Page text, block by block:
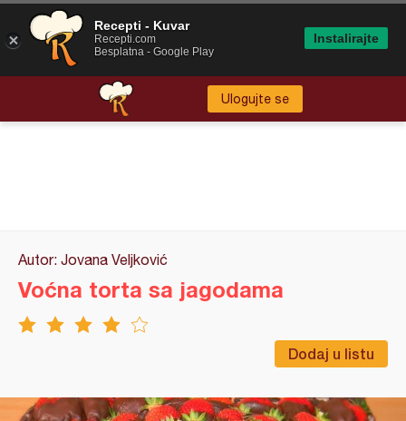
Ulogujte se
Autor: Jovana Veljković
Dodaj u listu
Voćna torta sa jagodama
Recepti - Kuvar
Recepti.com
Besplatna - Google Play
Instalirajte